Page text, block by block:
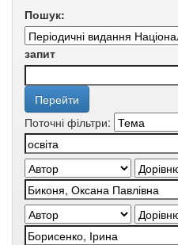
Пошук:
запит
Поточні фільтри: